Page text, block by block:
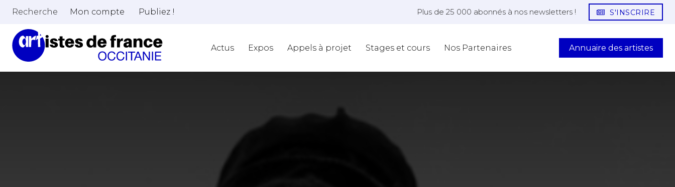
Recherche Mon compte Publiez ! Plus de 25 000 abonnés à nos newsletters ! S'INSCRIRE
Actus Expos Appels à projet Stages et cours Nos Partenaires Annuaire des artistes